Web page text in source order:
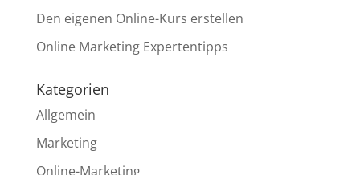
Den eigenen Online-Kurs erstellen
Online Marketing Expertentipps
Kategorien
Allgemein
Marketing
Online-Marketing